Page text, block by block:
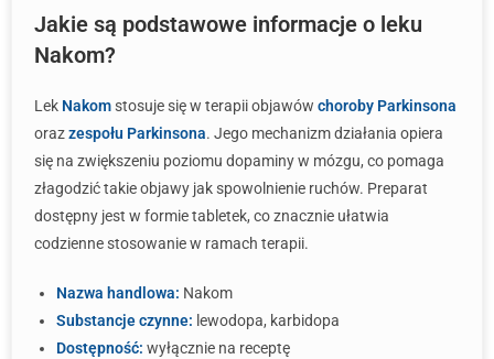
Jakie są podstawowe informacje o leku
Nakom?
Lek Nakomstosuje się w terapii objawów choroby Parkinsona
orazzespołu Parkinsona. Jego mechanizm działania opiera
się na zwiększeniu poziomu dopaminy w mózgu, co pomaga
złagodzić takie objawy jak spowolnienie ruchów. Preparat
dostępny jest w formie tabletek, co znacznie ułatwia
codzienne stosowanie w ramach terapii.
Nazwa handlowa: Nakom
Substancje czynne: lewodopa, karbidopa
Dostępność: wyłącznie na receptę